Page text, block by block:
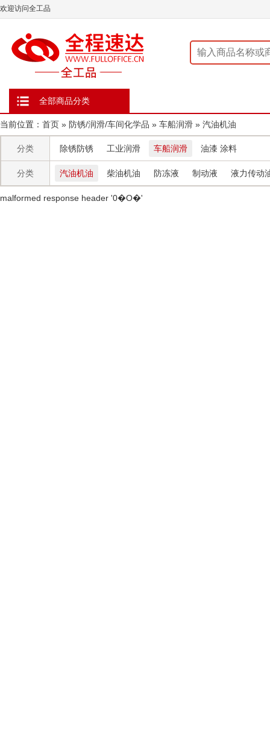
欢迎访问全工品
全部商品分类
当前位置： 首页 » 防锈/润滑/车间化学品 » 车船润滑 » 汽油机油
分类 除锈防锈 工业润滑 车船润滑 油漆 涂料
分类 汽油机油 柴油机油 防冻液 制动液 液力传动
malformed response header ' 0�O�'